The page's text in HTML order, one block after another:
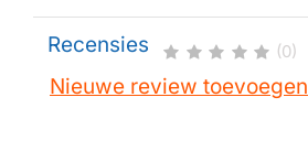
Recensies (0)
Nieuwe review toevoegen